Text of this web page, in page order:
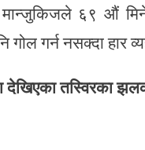
मान्जुकिजले ६९ औं
गर्न नसक्दा हार
तस्विरका